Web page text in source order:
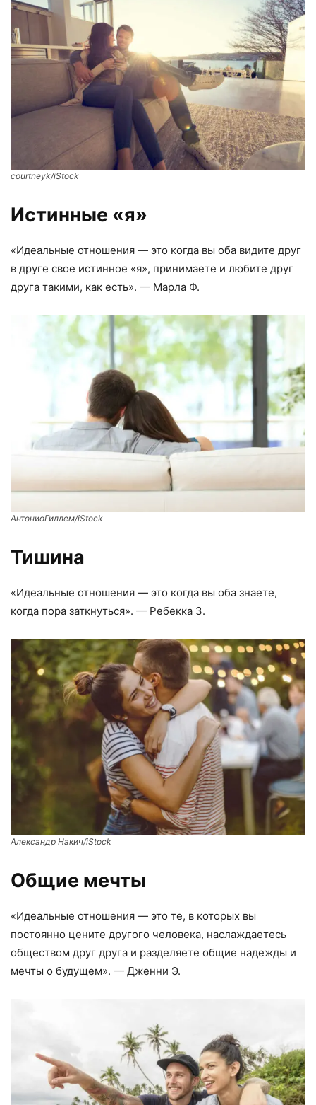
courtneyk/iStock
Истинные «я»
«Идеальные отношения — это когда вы оба видите друг
в друге свое истинное «я», принимаете и любите друг
друга такими, как есть». — Марла Ф.
АнтониоГиллем/iStock
Тишина
«Идеальные отношения — это когда вы оба знаете,
когда пора заткнуться». — Ребекка З.
Александр Накич/iStock
Общие мечты
«Идеальные отношения — это те, в которых вы
постоянно цените другого человека, наслаждаетесь
обществом друг друга и разделяете общие надежды и
мечты о будущем». — Дженни Э.